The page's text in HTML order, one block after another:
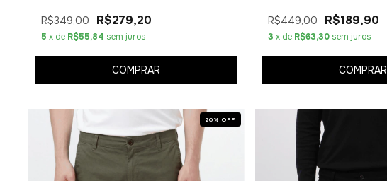
R$349,00 R$279,20
5 x de R$55,84 sem juros
COMPRAR
R$449,00 R$189,90
3 x de R$63,30 sem juros
COMPRAR
20 % OFF